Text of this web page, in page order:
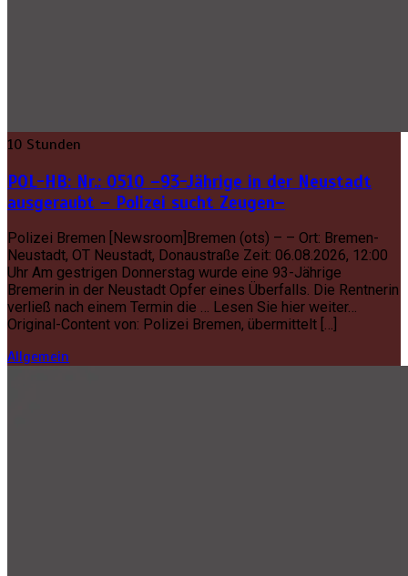
10 Stunden
POL-HB: Nr.: 0510 –93-Jährige in der Neustadt
ausgeraubt – Polizei sucht Zeugen–
Polizei Bremen [Newsroom]Bremen (ots) – – Ort: Bremen-
Neustadt, OT Neustadt, Donaustraße Zeit: 06.08.2026, 12:00
Uhr Am gestrigen Donnerstag wurde eine 93-Jährige
Bremerin in der Neustadt Opfer eines Überfalls. Die Rentnerin
verließ nach einem Termin die … Lesen Sie hier weiter…
Original-Content von: Polizei Bremen, übermittelt […]
Allgemein